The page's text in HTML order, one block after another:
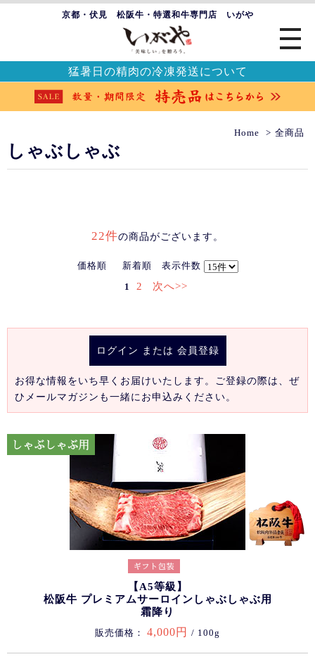
京都・伏見 松阪牛・特選和牛専門店 いがや
猛暑日の精肉の冷凍発送について
Home 全商品
しゃぶしゃぶ
22件の商品がございます。
価格順 新着順 表示件数
1 2 次へ>>
ログイン または 会員登録
お得な情報をいち早くお届けいたします。ご登録の際は、ぜ
ひメールマガジンも一緒にお申込みください。
【A5等級】
松阪牛 プレミアムサーロインしゃぶしゃぶ用
霜降り
販売価格： 4,000円 / 100g